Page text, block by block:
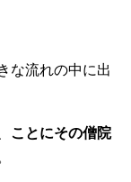
な流れの中に出
ことにその僧院